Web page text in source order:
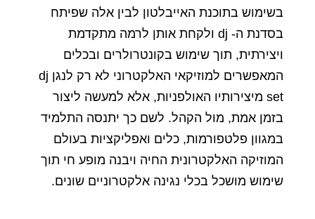
בשימוש בתוכנת האייבלטון לבין אלה שפיתח
בסדנת ה- dj ולקחת אותן לרמה מתקדמת
ויצירתית, תוך שימוש בקונטרולרים ובכלים
המאפשרים למוזיקאי האלקטרוני לא רק לנגן dj
set מיצירותיו האולפניות, אלא למעשה ליצור
בזמן אמת, מול הקהל. לשם כך יתנסה התלמיד
במגוון פלטפורמות, כלים ואפליקציות בעולם
המוזיקה האלקטרונית החיה ויבנה מופע חי תוך
שימוש מושכל בכלי נגינה אלקטרוניים שונים.